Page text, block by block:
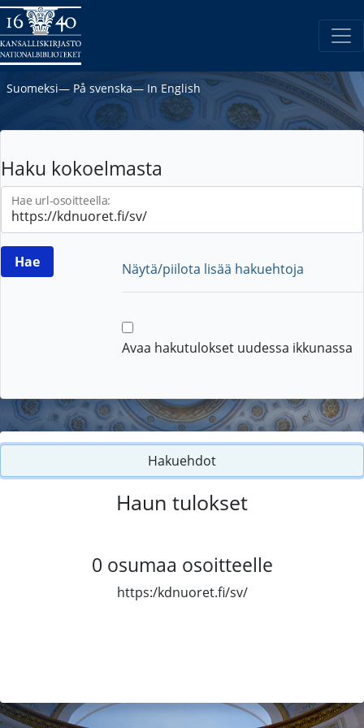
Suomeksi― På svenska― In English
Haku kokoelmasta
Hae url-osoitteella:
Näytä/piilota lisää hakuehtoja
Avaa hakutulokset uudessa ikkunassa
Hakuehdot
Haun tulokset
0 osumaa osoitteelle
https:/kdnuoret.fi/sv/